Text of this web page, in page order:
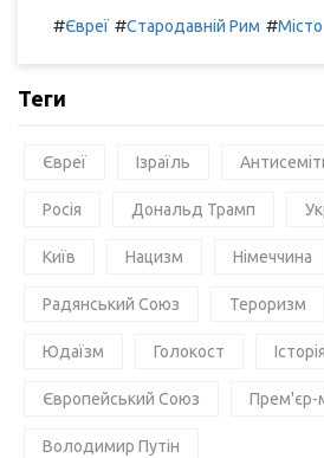
#Євреї #Стародавній Рим #Місто
Теги
Євреї Ізраїль
Росія Дональд Трамп
Київ Нацизм Німеччина
Радянський Союз Тероризм
Юдаїзм Голокост Історія
Європейський Союз Прем'єр-
Володимир Путін